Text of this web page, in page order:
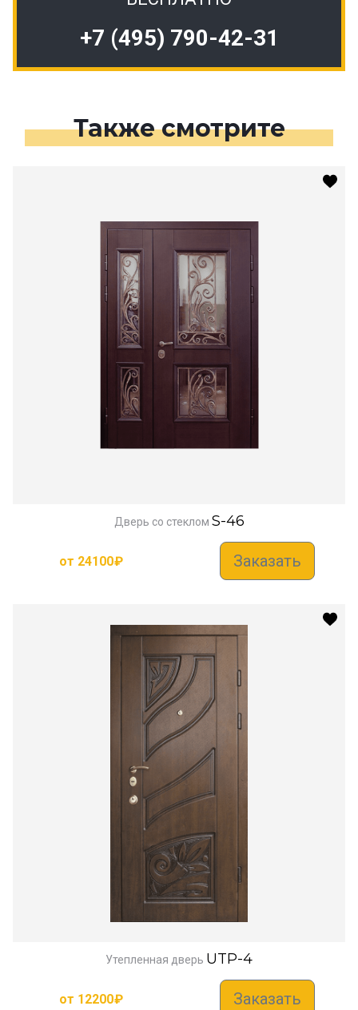
+7 (495) 790-42-31
Также смотрите
Дверь со стеклом S-46
от 24100₽ Заказать
Утепленная дверь UTP-4
от 12200₽ Заказать